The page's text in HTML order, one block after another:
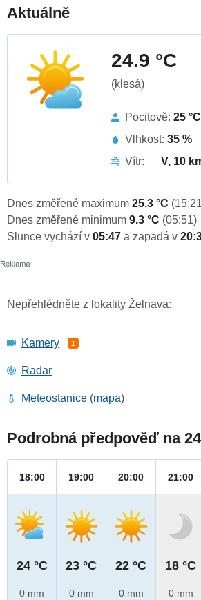
Aktuálně
24.9 °C
(klesá)
Pocitově: 25 °C
Vlhkost: 35 %
Vítr:
V, 10
Dnes změřené maximum 25.3 °C
Dnes změřené minimum 9.3 °C (05:51)
Slunce vychází v 05:47 a zapadá v
Nepřehlédněte z lokality Želnava:
Kamery 1
Radar
Meteostanice (mapa)
Podrobná předpověď na
18:00
24 °C
0 mm
19:00
23 °C
0 mm
20:00
22 °C
0 mm
21:00
18 °C
0 mm